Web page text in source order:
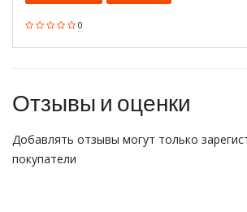
0
Отзывы и оценки
Добавлять отзывы могут только
покупатели